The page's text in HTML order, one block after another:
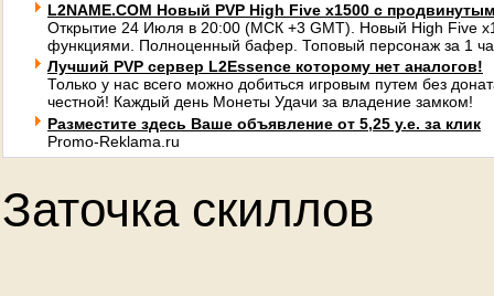
L2NAME.COM Новый PVP High Five x1500 с
Открытие 24 Июля в 20:00 (МСК +3 GMT). Новый High Five
функциями. Полноценный бафер. Топовый персонаж за 1
Лучший PVP сервер L2Essence которому нет аналогов!
Только у нас всего можно добиться игровым путем без
честной! Каждый день Монеты Удачи за владение замком!
Разместите здесь Ваше объявление от 5,25 у.е. за клик
Promo-Reklama.ru
Заточка скиллов